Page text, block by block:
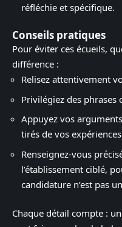
réfléchie et spécifique.
Conseils pratiques
Pour éviter ces écueils,
différence :
Relisez attentivement
Privilégiez des
Appuyez vos
tirés de vos
Renseignez-vous
l’établissement ciblé,
candidature n’est pas
Chaque détail compte :